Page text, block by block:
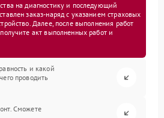
на диагностику и последующий
заказ-наряд с указанием страховых
Далее, после выполнения работ
акт выполненных работ и
и какой
проводить
Сможете